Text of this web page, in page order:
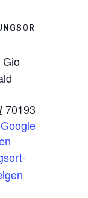
Gio
70193
Google